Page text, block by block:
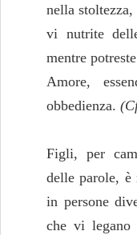
nella stoltezza,
vi nutrite
mentre
Amore,
obbedienza.
Figli, per
delle parole, è
in persone
che vi